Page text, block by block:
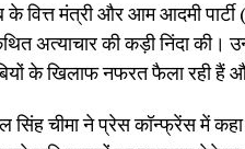
के वित्त मंत्री और आम आदमी पार्टी
अत्याचार की कड़ी निंदा की।
के खिलाफ नफरत फैला रही हैं
सिंह चीमा ने प्रेस कॉन्फ्रेंस में